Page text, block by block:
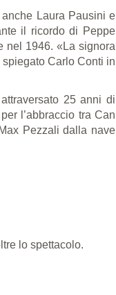
anche Laura Pausini e
il ricordo di Peppe
nel 1946. «La signora
Carlo Conti in
25 anni di
l’abbraccio tra Can
Pezzali dalla nave
lo spettacolo.